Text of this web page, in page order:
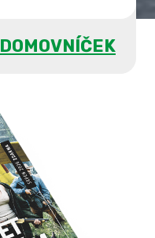
DOMOVNÍČEK